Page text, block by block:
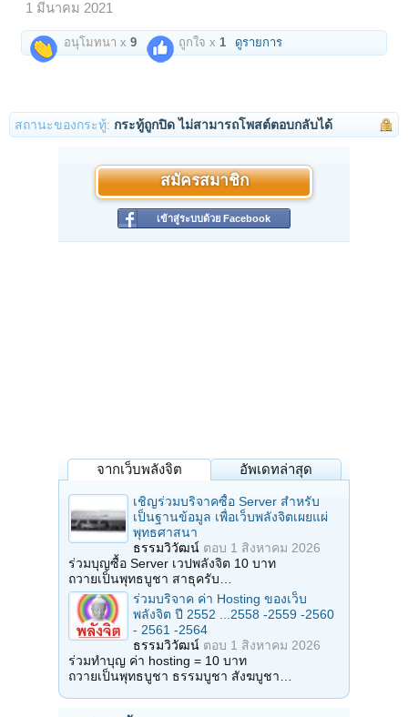
1 มีนาคม 2021
อนุโมทนา x9 ถูกใจ x1 ดูรายการ
สถานะของกระทู้: กระทู้ถูกปิด ไม่สามารถโพสต์ตอบกลับได้
สมัครสมาชิก
เข้าสู่ระบบด้วย Facebook
จากเว็บพลังจิต อัพเดทล่าสุด
เชิญร่วมบริจาคซื้อ Server สำหรับ
เป็นฐานข้อมูล เพื่อเว็บพลังจิตเผยแผ่
พุทธศาสนา
ธรรมวิวัฒน์ ตอบ 1 สิงหาคม 2026
ร่วมบุญซื้อ Server เวปพลังจิต 10 บาท
ถวายเป็นพุทธบูชา สาธุครับ…
ร่วมบริจาค ค่า Hosting ของเว็บ
พลังจิต ปี 2552 ...2558 -2559 -2560
- 2561 -2564
ธรรมวิวัฒน์ ตอบ 1 สิงหาคม 2026
ร่วมทำบุญ ค่า hosting = 10 บาท
ถวายเป็นพุทธบูชา ธรรมบูชา สังฆบูชา…